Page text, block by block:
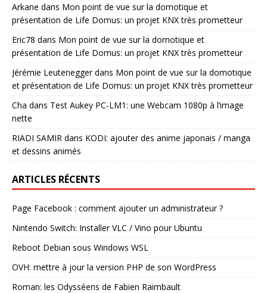
Arkane dans Mon point de vue sur la domotique et
présentation de Life Domus: un projet KNX très prometteur
Eric78 dans Mon point de vue sur la domotique et
présentation de Life Domus: un projet KNX très prometteur
Jérémie Leuteneggerdans Mon point de vue sur la domotique
et présentation de Life Domus: un projet KNX très prometteur
Cha dans Test Aukey PC-LM1: une Webcam 1080p à l’image
nette
RIADI SAMIR dans KODI: ajouter des anime japonais / manga
et dessins animés
ARTICLES RÉCENTS
Page Facebook : comment ajouter un administrateur ?
Nintendo Switch: Installer VLC / Vino pour Ubuntu
Reboot Debian sous Windows WSL
OVH: mettre à jour la version PHP de son WordPress
Roman: les Odysséens de Fabien Raimbault